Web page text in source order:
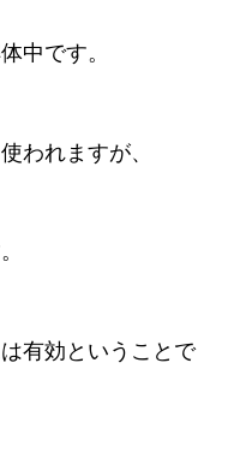
中です。
われますが、
有効ということで